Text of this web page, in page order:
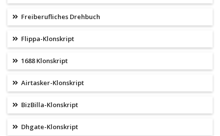
Freiberufliches Drehbuch
Flippa-Klonskript
1688 Klonskript
Airtasker-Klonskript
BizBilla-Klonskript
Dhgate-Klonskript